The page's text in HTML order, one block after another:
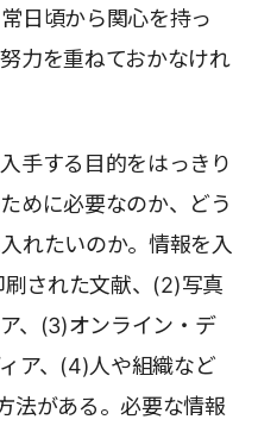
日頃から関心を持っ
力を重ねておかなけれ
手する目的をはっきり
めに必要なのか、どう
れたいのか。情報を入
された文献、(2)写真
、(3)オンライン・デ
ア、(4)人や組織など
法がある。必要な情報